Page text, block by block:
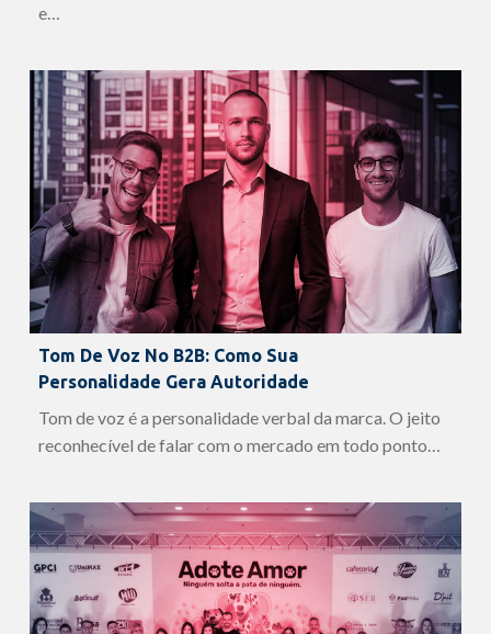
e…
Tom De Voz No B2B: Como Sua
Personalidade Gera Autoridade
Tom de voz é a personalidade verbal da marca. O jeito
reconhecível de falar com o mercado em todo ponto…